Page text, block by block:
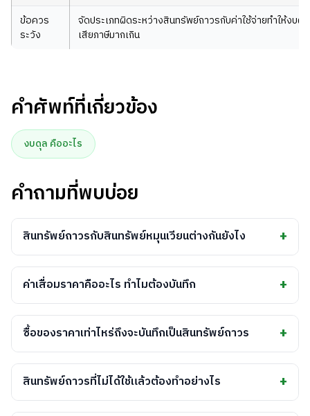
ข้อควร
ระวัง
จัดประเภทผิดระหว่างสินทรัพย์ถาวรกับค่าใช้จ่ายทำให้งบผิ
เสียภาษีมากเกิน
คำศัพท์ที่เกี่ยวข้อง
งบดุล คืออะไร
คำถามที่พบบ่อย
สินทรัพย์ถาวรกับสินทรัพย์หมุนเวียนต่างกันยังไง
สินทรัพย์ถาวรคือของที่ใช้งานในธุรกิจเกิน 1 ปี เช่น เครื่องจักร
รถยนต์ ส่วนสินทรัพย์หมุนเวียนคือของที่เปลี่ยนเป็นเงินสดได้
ค่าเสื่อมราคาคืออะไร ทำไมต้องบันทึก
ค่าเสื่อมราคาคือการทยอยบันทึกต้นทุนของสินทรัพย์ถาวรเป็นค่า
ใช้จ่ายตามอายุการใช้งาน เช่น คอมพิวเตอร์ราคา 30,000 บาท
สะท้อนมูลค่าจริงและลดภาษีได้
ซื้อของราคาเท่าไหร่ถึงจะบันทึกเป็นสินทรัพย์ถาวร
โดยทั่วไปธุรกิจ SME จะกำหนดเกณฑ์ขั้นต่ำ เช่น ของที่มีมูลค่าเกิน
5,000-10,000 บาทและใช้งานเกิน 1 ปี ถ้าต่ำกว่านี้มักลงเป็นค่า
สินทรัพย์ถาวรที่ไม่ได้ใช้แล้วต้องทำอย่างไร
ต้องตัดจำหน่ายออกจากบัญชี หรือถ้าจะขาย ให้บันทึกกำไร/